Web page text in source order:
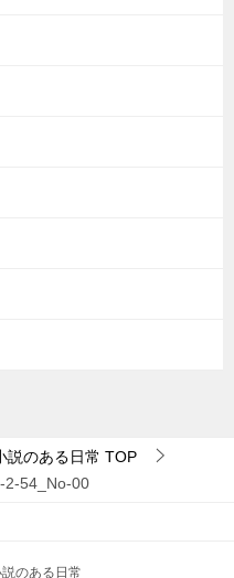
説のある日常 TOP
2-54_No-00
のある日常